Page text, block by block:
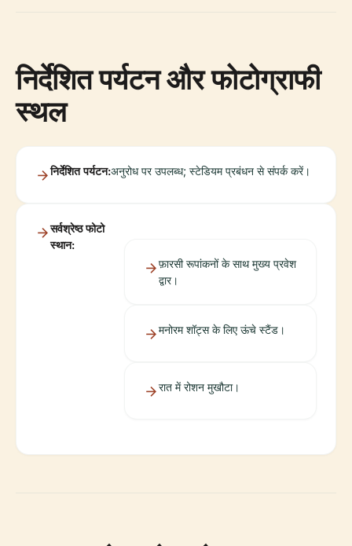
निर्देशित पर्यटन और फोटोग्राफी
स्थल
निर्देशित पर्यटन:अनुरोध पर उपलब्ध; स्टेडियम प्रबंधन से संपर्क करें।
सर्वश्रेष्ठ फोटो
स्थान:
फ़ारसी रूपांकनों के साथ मुख्य प्रवेश
द्वार।
मनोरम शॉट्स के लिए ऊंचे स्टैंड।
रात में रोशन मुखौटा।